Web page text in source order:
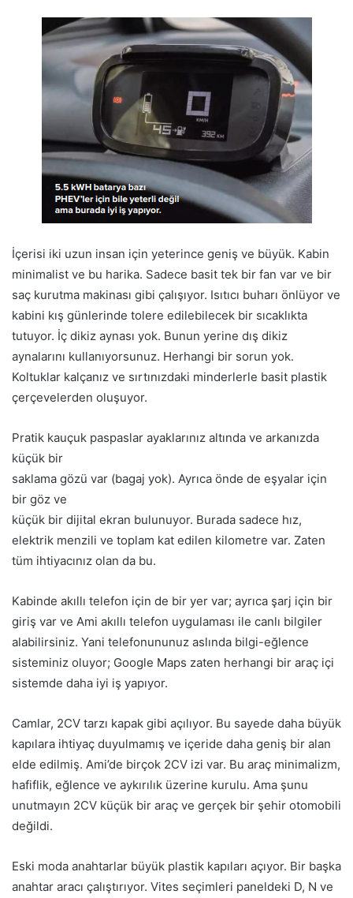
İçerisi iki uzun insan için yeterince geniş ve büyük. Kabin
minimalist ve bu harika. Sadece basit tek bir fan var ve bir
saç kurutma makinası gibi çalışıyor. Isıtıcı buharı önlüyor ve
kabini kış günlerinde tolere edilebilecek bir sıcaklıkta
tutuyor. İç dikiz aynası yok. Bunun yerine dış dikiz
aynalarını kullanıyorsunuz. Herhangi bir sorun yok.
Koltuklar kalçanız ve sırtınızdaki minderlerle basit plastik
çerçevelerden oluşuyor.
Pratik kauçuk paspaslar ayaklarınız altında ve arkanızda
küçük bir
saklama gözü var (bagaj yok). Ayrıca önde de eşyalar için
bir göz ve
küçük bir dijital ekran bulunuyor. Burada sadece hız,
elektrik menzili ve toplam kat edilen kilometre var. Zaten
tüm ihtiyacınız olan da bu.
Kabinde akıllı telefon için de bir yer var; ayrıca şarj için bir
giriş var ve Ami akıllı telefon uygulaması ile canlı bilgiler
alabilirsiniz. Yani telefonununuz aslında bilgi-eğlence
sisteminiz oluyor; Google Maps zaten herhangi bir araç içi
sistemde daha iyi iş yapıyor.
Camlar, 2CV tarzı kapak gibi açılıyor. Bu sayede daha büyük
kapılara ihtiyaç duyulmamış ve içeride daha geniş bir alan
elde edilmiş. Ami’de birçok 2CV izi var. Bu araç minimalizm,
hafiflik, eğlence ve aykırılık üzerine kurulu. Ama şunu
unutmayın 2CV küçük bir araç ve gerçek bir şehir otomobili
değildi.
Eski moda anahtarlar büyük plastik kapıları açıyor. Bir başka
anahtar aracı çalıştırıyor. Vites seçimleri paneldeki D, N ve